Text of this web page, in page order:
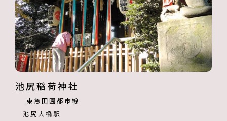
池尻稲荷神社
東急田園都市線
池尻大橋駅